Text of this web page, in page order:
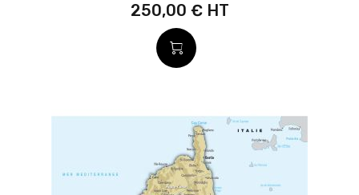
250,00 €